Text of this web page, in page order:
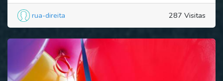
rua-direita 287 Visitas